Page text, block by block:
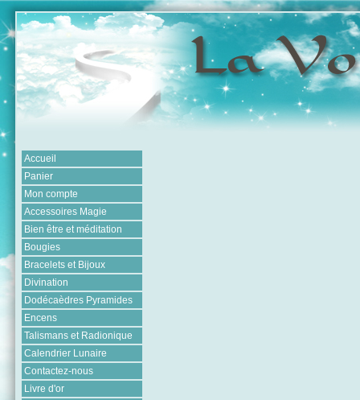
Accueil
Panier
Mon compte
Accessoires Magie
Bien être et méditation
Bougies
Bracelets et Bijoux
Divination
Dodécaèdres Pyramides
Encens
Talismans et Radionique
Calendrier Lunaire
Contactez-nous
Livre d'or